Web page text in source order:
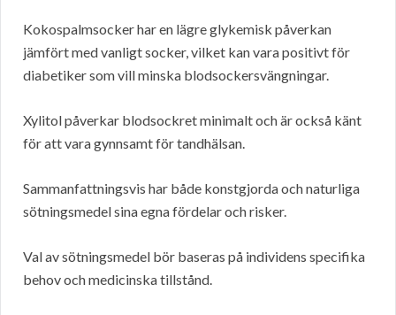
Kokospalmsocker har en lägre glykemisk påverkan
jämfört med vanligt socker, vilket kan vara positivt för
diabetiker som vill minska blodsockersvängningar.
Xylitol påverkar blodsockret minimalt och är också känt
för att vara gynnsamt för tandhälsan.
Sammanfattningsvis har både konstgjorda och naturliga
sötningsmedel sina egna fördelar och risker.
Val av sötningsmedel bör baseras på individens specifika
behov och medicinska tillstånd.